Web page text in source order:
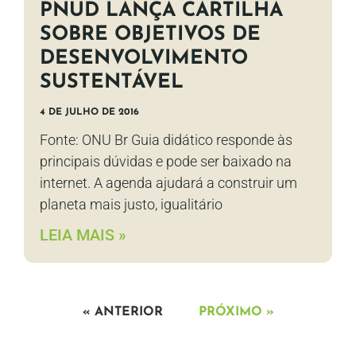
PNUD LANÇA CARTILHA
SOBRE OBJETIVOS DE
DESENVOLVIMENTO
SUSTENTÁVEL
4 DE JULHO DE 2016
Fonte: ONU Br Guia didático responde às
principais dúvidas e pode ser baixado na
internet. A agenda ajudará a construir um
planeta mais justo, igualitário
LEIA MAIS »
« ANTERIOR PRÓXIMO »